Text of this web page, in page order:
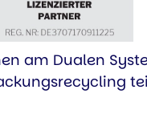
am Dualen